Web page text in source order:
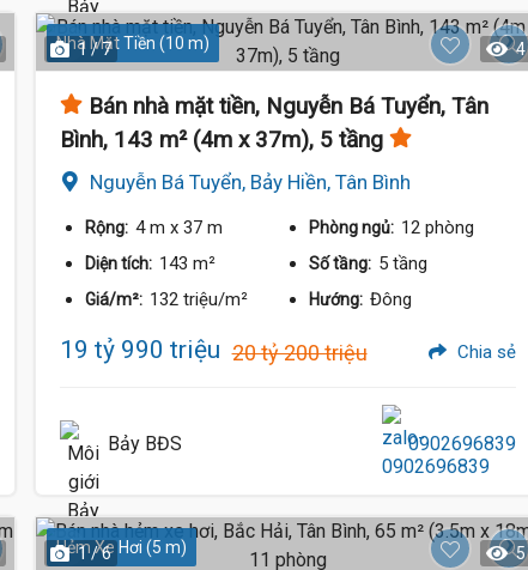
Nhà Mặt Tiền (10 m)
1 / 7 4
Bán nhà mặt tiền, Nguyễn Bá Tuyển, Tân
Bình, 143 m² (4m x 37m), 5 tầng
Nguyễn Bá Tuyển, Bảy Hiền, Tân Bình
Rộng: 4 m x 37 m Phòng ngủ: 12 phòng
Diện tích: 143 m² Số tầng: 5 tầng
Giá/m²: 132 triệu/m² Hướng: Đông
19 tỷ 990 triệu 20 tỷ 200 triệu Chia sẻ
Bảy BĐS 0902696839
Hẻm Xe Hơi (5 m)
1 / 6 5